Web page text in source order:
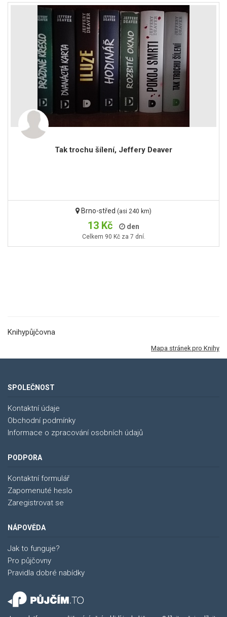
Tak trochu šílení, Jeffery Deaver
Brno-střed (asi 240 km)
13 Kč den
Celkem 90 Kč za 7 dní.
Knihypůjčovna
Mapa stránek pro Knihy
SPOLEČNOST
Kontaktní údaje
Obchodní podmínky
Informace o zpracování osobních údajů
PODPORA
Kontaktní formulář
Zapomenuté heslo
Zaregistrovat se
NÁPOVĚDA
Jak to funguje?
Pro půjčovny
Pravidla dobré nabídky